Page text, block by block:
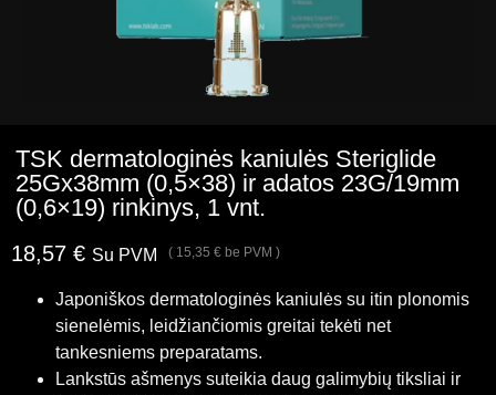
TSK dermatologinės kaniulės Steriglide
25Gx38mm (0,5×38) ir adatos 23G/19mm
(0,6×19) rinkinys, 1 vnt.
18,57 € Su PVM ( 15,35 € be PVM )
Japoniškos dermatologinės kaniulės su itin plonomis
sienelėmis, leidžiančiomis greitai tekėti net
tankesniems preparatams.
Lankstūs ašmenys suteikia daug galimybių tiksliai ir